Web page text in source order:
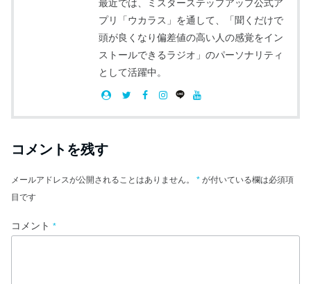
最近では、ミスターステップアップ公式ア
プリ「ウカラス」を通して、「聞くだけで
頭が良くなり偏差値の高い人の感覚をイン
ストールできるラジオ」のパーソナリティ
として活躍中。
コメントを残す
メールアドレスが公開されることはありません。 * が付いている欄は必須項
目です
コメント *